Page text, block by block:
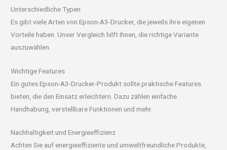
Unterschiedliche Typen
Es gibt viele Arten von Epson-A3-Drucker, die jeweils ihre eigenen
Vorteile haben. Unser Vergleich hilft Ihnen, die richtige Variante
auszuwählen.
Wichtige Features
Ein gutes Epson-A3-Drucker-Produkt sollte praktische Features
bieten, die den Einsatz erleichtern. Dazu zählen einfache
Handhabung, verstellbare Funktionen und mehr.
Nachhaltigkeit und Energieeffizienz
Achten Sie auf energieeffiziente und umweltfreundliche Produkte,